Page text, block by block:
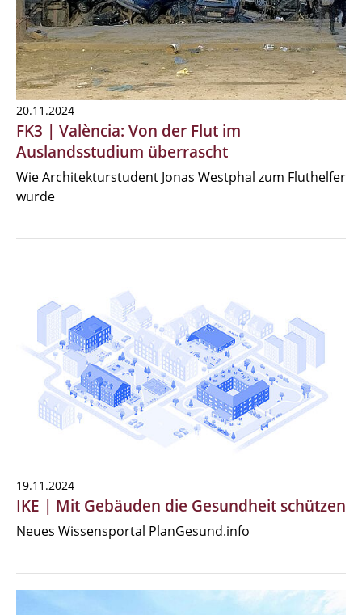
20.11.2024
FK3 | València: Von der Flut im
Auslandsstudium überrascht
Wie Architekturstudent Jonas Westphal zum Fluthelfer
wurde
19.11.2024
IKE | Mit Gebäuden die Gesundheit schützen
Neues Wissensportal PlanGesund.info